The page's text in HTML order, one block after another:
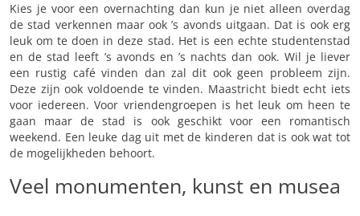
Kies je voor een overnachting dan kun je niet alleen overdag
de stad verkennen maar ook ’s avonds uitgaan. Dat is ook erg
leuk om te doen in deze stad. Het is een echte studentenstad
en de stad leeft ’s avonds en ’s nachts dan ook. Wil je liever
een rustig café vinden dan zal dit ook geen probleem zijn.
Deze zijn ook voldoende te vinden. Maastricht biedt echt iets
voor iedereen. Voor vriendengroepen is het leuk om heen te
gaan maar de stad is ook geschikt voor een romantisch
weekend. Een leuke dag uit met de kinderen dat is ook wat tot
de mogelijkheden behoort.
Veel monumenten, kunst en musea